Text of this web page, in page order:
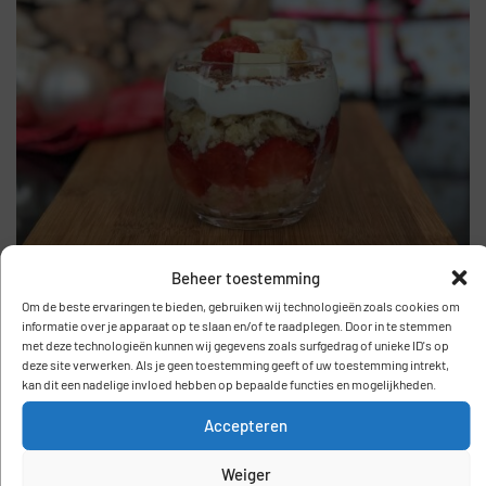
Beheer toestemming
Om de beste ervaringen te bieden, gebruiken wij technologieën zoals cookies om
informatie over je apparaat op te slaan en/of te raadplegen. Door in te stemmen
met deze technologieën kunnen wij gegevens zoals surfgedrag of unieke ID's op
deze site verwerken. Als je geen toestemming geeft of uw toestemming intrekt,
kan dit een nadelige invloed hebben op bepaalde functies en mogelijkheden.
Accepteren
Weiger
Ga je met dit recept aan de slag? Dan zou ik het leuk
vinden als je je creatie met me deelt op social media. Je
kan de hashtag #buikfijn gebruiken of me taggen